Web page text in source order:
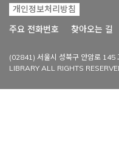
개인정보처리방침
주요 전화번호
찾아오는 길
(02841) 서울시 성북구 안암로
LIBRARY ALL RIGHTS